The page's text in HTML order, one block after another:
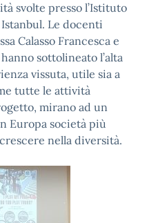
svolte presso l’Istituto
Le docenti
Calasso Francesca e
sottolineato l’alta
vissuta, utile sia a
tutte le attività
mirano ad un
Europa società più
nella diversità.